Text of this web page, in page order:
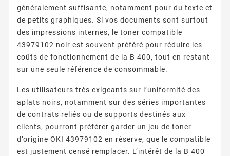
généralement suffisante, notamment pour du texte et
de petits graphiques. Si vos documents sont surtout
des impressions internes, le toner compatible
43979102 noir est souvent préféré pour réduire les
coûts de fonctionnement de la B 400, tout en restant
sur une seule référence de consommable.
Les utilisateurs très exigeants sur l’uniformité des
aplats noirs, notamment sur des séries importantes
de contrats reliés ou de supports destinés aux
clients, pourront préférer garder un jeu de toner
d’origine OKI 43979102 en réserve, que le compatible
est justement censé remplacer. L’intérêt de la B 400